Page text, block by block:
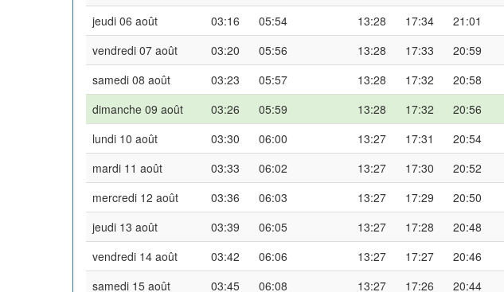
jeudi 06 août
03:16 05:54 13:28 17:34 21:01
vendredi 07 août
03:20 05:56 13:28 17:33 20:59
samedi 08 août
03:23 05:57 13:28 17:32 20:58
dimanche 09 août
03:26 05:59 13:28 17:32 20:56
lundi 10 août
03:30 06:00 13:27 17:31 20:54
mardi 11 août
03:33 06:02 13:27 17:30 20:52
mercredi 12 août
03:36 06:03 13:27 17:29 20:50
jeudi 13 août
03:39 06:05 13:27 17:28 20:48
vendredi 14 août
03:42 06:06 13:27 17:27 20:46
samedi 15 août
03:45 06:08 13:27 17:26 20:44